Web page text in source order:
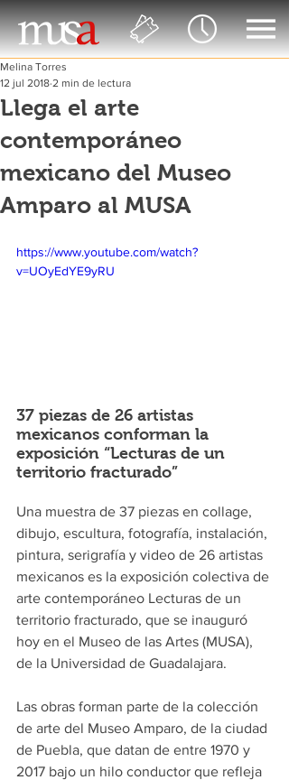
Llega el arte
contemporáneo
mexicano del Museo
Amparo al MUSA
Melina Torres
12 jul 2018 2 min de lectura
https://www.youtube.com/watch?
v=UOyEdYE9yRU
37 piezas de 26 artistas
mexicanos conforman la
exposición “Lecturas de un
territorio fracturado”
Una muestra de 37 piezas en collage,
dibujo, escultura, fotografía, instalación,
pintura, serigrafía y video de 26 artistas
mexicanos es la exposición colectiva de
arte contemporáneo Lecturas de un
territorio fracturado, que se inauguró
hoy en el Museo de las Artes (MUSA),
de la Universidad de Guadalajara.
Las obras forman parte de la colección
de arte del Museo Amparo, de la ciudad
de Puebla, que datan de entre 1970 y
2017 bajo un hilo conductor que refleja